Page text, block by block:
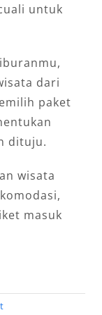
untuk
dari
paket
dituju.
wisata
masuk